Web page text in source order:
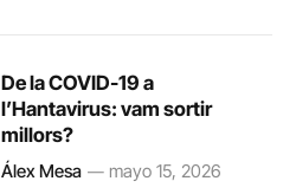
De la COVID-19 a
l’Hantavirus: vam sortir
millors?
Álex Mesa mayo 15, 2026